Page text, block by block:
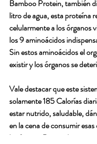
Bamboo Protein, también
litro de agua, esta proteína
celularmente a los órganos
los 9 aminoácidos
Sin estos aminoácidos el
existir y los órganos se
Vale destacar que este
solamente 185 Calorías
estar nutrido, saludable,
en la cena de consumir
las fiestas. Recuerda que a